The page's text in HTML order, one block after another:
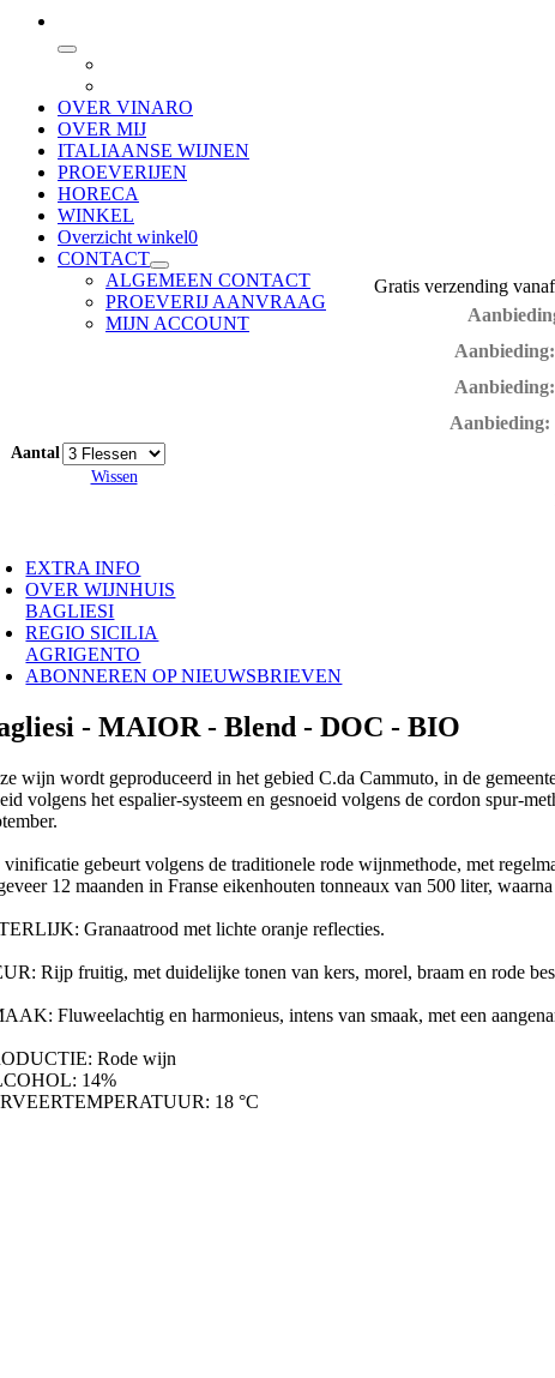
OVER VINARO
OVER MIJ
ITALIAANSE WIJNEN
PROEVERIJEN
HORECA
WINKEL
Overzicht winkel0
CONTACT
ALGEMEEN CONTACT
PROEVERIJ AANVRAAG
MIJN ACCOUNT
Gratis verzending
Aanbieding:
Aanbieding:
Aanbieding:
Aantal
Wissen
EXTRA INFO
OVER WIJNHUIS
BAGLIESI
REGIO SICILIA
AGRIGENTO
ABONNEREN OP NIEUWSBRIEVEN
- MAIOR - Blend - DOC - BIO
wijn wordt geproduceerd in het gebied C.da Cammuto, in de
volgens het espalier-systeem en gesnoeid volgens de cordon spur-
vinificatie gebeurt volgens de traditionele rode wijnmethode, met
12 maanden in Franse eikenhouten tonneaux van 500 liter,
Granaatrood met lichte oranje reflecties.
Rijp fruitig, met duidelijke tonen van kers, morel, braam en rode
Fluweelachtig en harmonieus, intens van smaak, met een
Rode wijn
14%
18 °C